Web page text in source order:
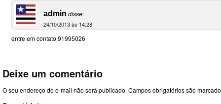
admin disse:
24/10/2013 às 14:28
entre em contato 91995026
Deixe um comentário
O seu endereço de e-mail não será publicado. Campos obrigatórios são